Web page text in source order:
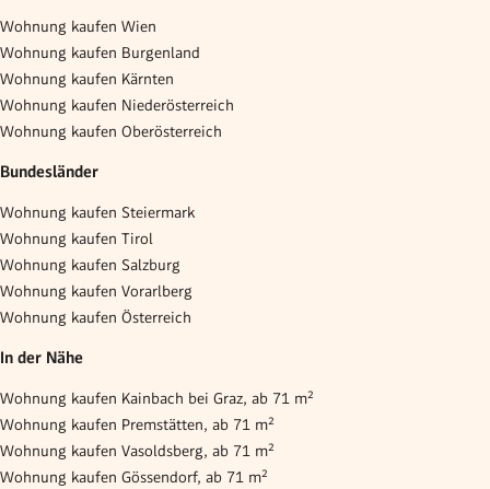
Wohnung kaufen Wien
Wohnung kaufen Burgenland
Wohnung kaufen Kärnten
Wohnung kaufen Niederösterreich
Wohnung kaufen Oberösterreich
Bundesländer
Wohnung kaufen Steiermark
Wohnung kaufen Tirol
Wohnung kaufen Salzburg
Wohnung kaufen Vorarlberg
Wohnung kaufen Österreich
In der Nähe
Wohnung kaufen Kainbach bei Graz, ab 71 m²
Wohnung kaufen Premstätten, ab 71 m²
Wohnung kaufen Vasoldsberg, ab 71 m²
Wohnung kaufen Gössendorf, ab 71 m²